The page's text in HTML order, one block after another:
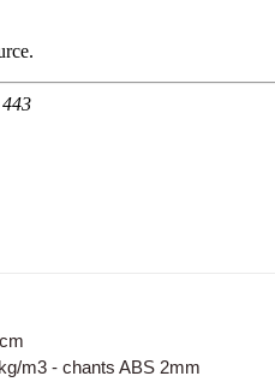
m3 - chants ABS 2mm